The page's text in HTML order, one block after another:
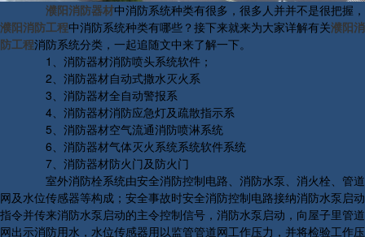
濮阳消防器材中消防系统种类有很多，很多人并并不是很把握，
濮阳消防工程中消防系统种类有哪些？接下来就来为大家详解有关濮阳消
防工程消防系统分类，一起追随文中来了解一下。
1、消防器材消防喷头系统软件；
2、消防器材自动式撒水灭火系
3、消防器材全自动警报系
4、消防器材消防应急灯及疏散指示系
5、消防器材空气流通消防喷淋系统
6、消防器材气体灭火系统系统软件系统
7、消防器材防火门及防火门
室外消防栓系统由安全消防控制电路、消防水泵、消火栓、管道
网及水位传感器等构成；安全事故时安全消防控制电路接纳消防水泵启动
指令并传来消防水泵启动的主令控制信号，消防水泵启动，向屋子里管道
网出示消防用水，水位传感器用以监管管道网工作压力，并将检验工作压